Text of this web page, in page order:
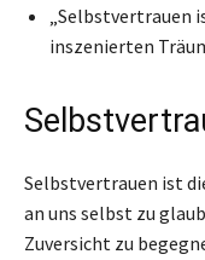
„Selbstvertrauen
inszenierten
Selbstvertrauen ist
an uns selbst zu
Zuversicht zu